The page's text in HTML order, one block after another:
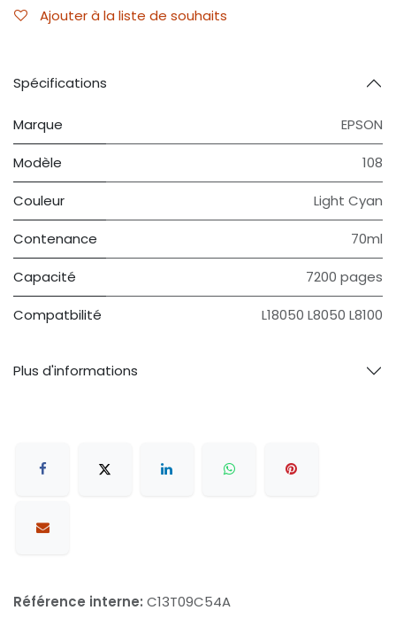
Ajouter à la liste de souhaits
Spécifications
Marque EPSON
Modèle 108
Couleur Light Cyan
Contenance 70ml
Capacité 7200 pages
Compatbilité L18050 L8050 L8100
Plus d'informations
Référence interne: C13T09C54A